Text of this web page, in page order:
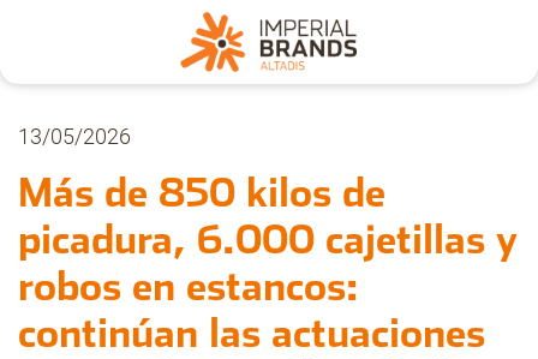
Nosotros
Secciones
Denuncia
13/05/2026
Más de 850 kilos de
picadura, 6.000 cajetillas y
robos en estancos:
continúan las actuaciones